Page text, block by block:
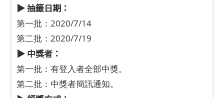
▶ 抽籤日期：
第一批：2020/7/14
第二批：2020/7/19
▶ 中獎者：
第一批：有登入者全部中獎。
第二批：中獎者簡訊通知。